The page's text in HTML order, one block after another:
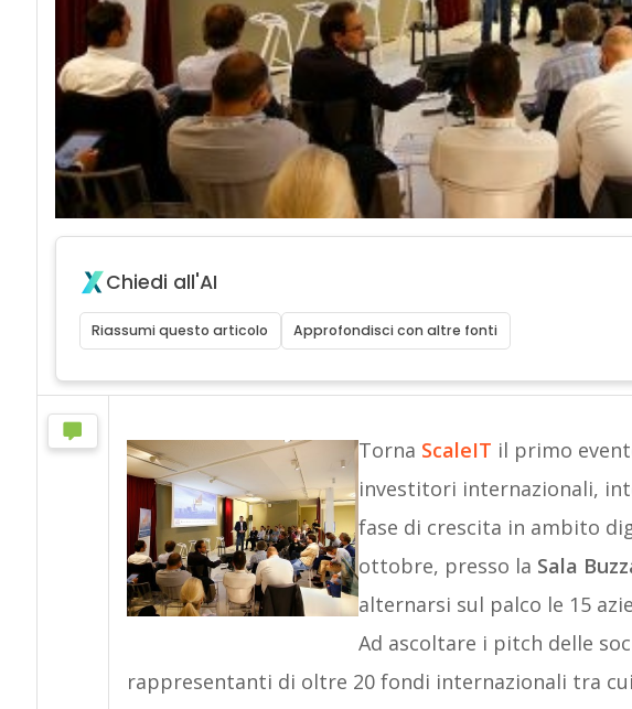
Chiedi all'AI
Riassumi questo articolo Approfondisci con altre fonti
Torna ScaleIT il primo
investitori internazionali,
fase di crescita in ambito
ottobre, presso la Sala
alternarsi sul palco le 15
Ad ascoltare i pitch delle
rappresentanti di oltre 20 fondi internazionali tra